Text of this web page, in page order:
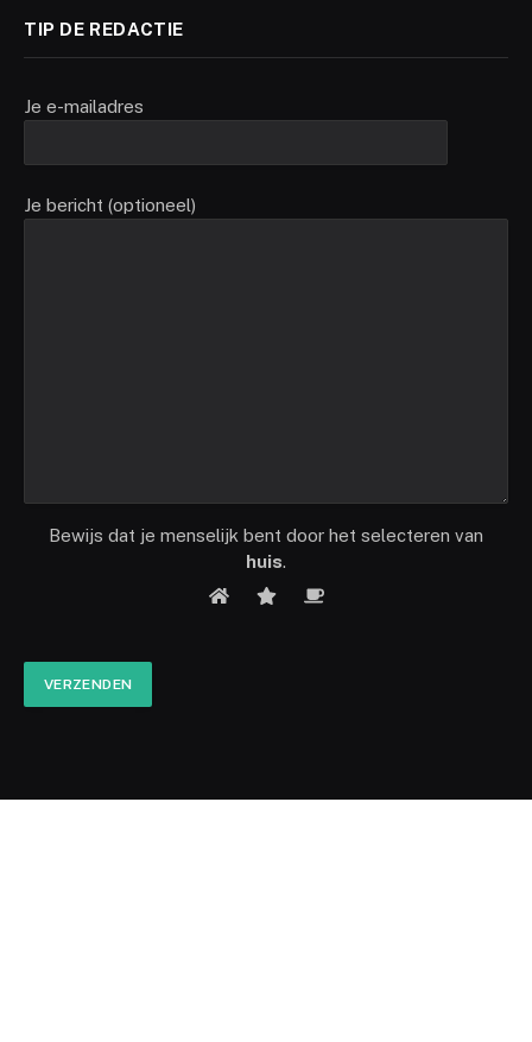
TIP DE REDACTIE
Je e-mailadres
Je bericht (optioneel)
Bewijs dat je menselijk bent door het selecteren van
huis.